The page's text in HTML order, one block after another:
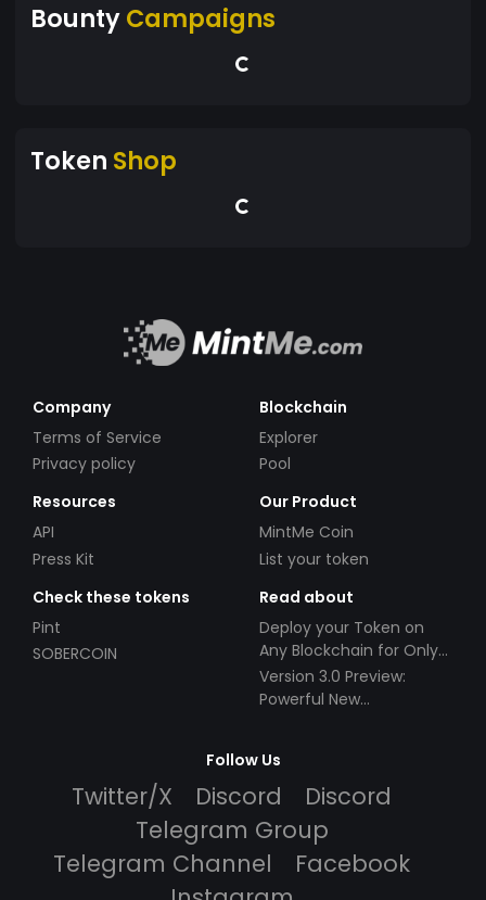
BountyCampaigns
Token Shop
Company
Terms of Service
Privacy policy
Blockchain
Explorer
Pool
Resources
API
Press Kit
Our Product
MintMe Coin
List your token
Check these tokens
Pint
SOBERCOIN
Read about
Deploy your Token on
Any Blockchain for Only
$49!
Version 3.0 Preview:
Powerful New
Follow Us
Twitter/X Discord
Discord
Telegram Group
Telegram Channel
Facebook